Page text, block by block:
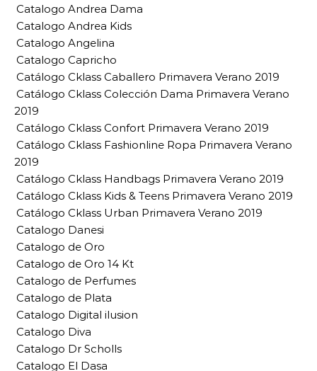
Catalogo Andrea Dama
Catalogo Andrea Kids
Catalogo Angelina
Catalogo Capricho
Catálogo Cklass Caballero Primavera Verano 2019
Catálogo Cklass Colección Dama Primavera Verano
2019
Catálogo Cklass Confort Primavera Verano 2019
Catálogo Cklass Fashionline Ropa Primavera Verano
2019
Catálogo Cklass Handbags Primavera Verano 2019
Catálogo Cklass Kids & Teens Primavera Verano 2019
Catálogo Cklass Urban Primavera Verano 2019
Catalogo Danesi
Catalogo de Oro
Catalogo de Oro 14 Kt
Catalogo de Perfumes
Catalogo de Plata
Catalogo Digital ilusion
Catalogo Diva
Catalogo Dr Scholls
Catalogo El Dasa